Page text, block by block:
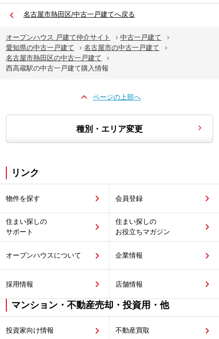
名古屋市熱田区/中古一戸建てへ戻る
オープンハウス 戸建て仲介サイト
中古一戸建て
愛知県の中古一戸建て
名古屋市の中古一戸建て
名古屋市熱田区の中古一戸建て
西高蔵駅の中古一戸建て購入情報
ページの上部へ
種別・エリア変更
リンク
物件を探す 会員登録
住まい探しの
サポート
住まい探しの
お役立ちマガジン
オープンハウスについて 企業情報
採用情報 店舗情報
マンション・不動産売却・投資用・他
投資家向け情報 不動産買取